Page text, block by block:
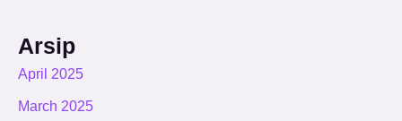
Arsip
April 2025
March 2025